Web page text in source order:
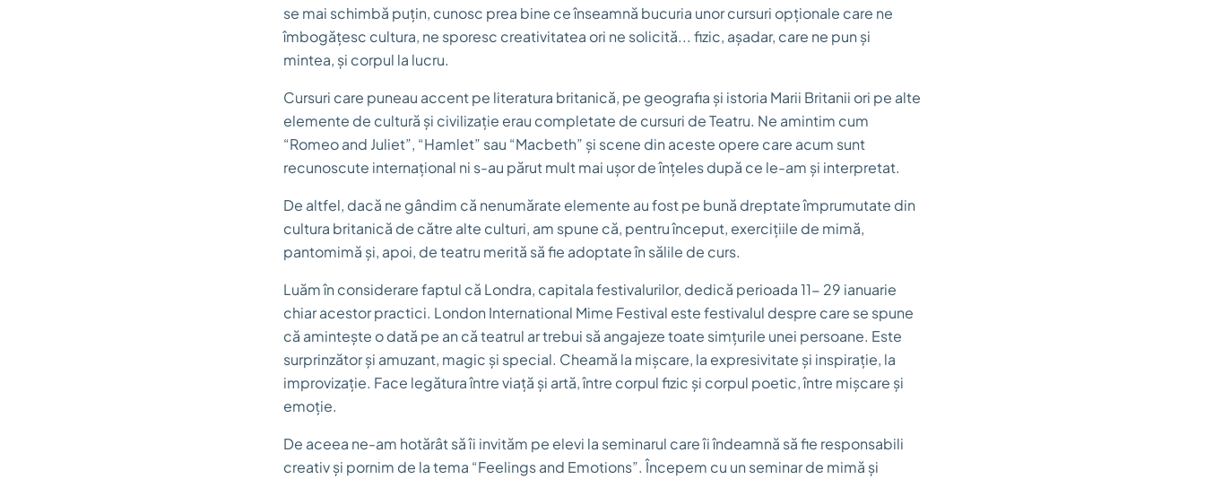
se mai schimbă puțin, cunosc prea bine ce înseamnă bucuria unor cursuri opționale care ne
îmbogățesc cultura, ne sporesc creativitatea ori ne solicită... fizic, așadar, care ne pun și
mintea, și corpul la lucru.
Cursuri care puneau accent pe literatura britanică, pe geografia și istoria Marii Britanii ori pe alte
elemente de cultură și civilizație erau completate de cursuri de Teatru. Ne amintim cum
“Romeo and Juliet”, “Hamlet” sau “Macbeth” și scene din aceste opere care acum sunt
recunoscute internațional ni s-au părut mult mai ușor de înțeles după ce le-am și interpretat.
De altfel, dacă ne gândim că nenumărate elemente au fost pe bună dreptate împrumutate din
cultura britanică de către alte culturi, am spune că, pentru început, exercițiile de mimă,
pantomimă și, apoi, de teatru merită să fie adoptate în sălile de curs.
Luăm în considerare faptul că Londra, capitala festivalurilor, dedică perioada 11- 29 ianuarie
chiar acestor practici. London International Mime Festival este festivalul despre care se spune
că amintește o dată pe an că teatrul ar trebui să angajeze toate simțurile unei persoane. Este
surprinzător și amuzant, magic și special. Cheamă la mișcare, la expresivitate și inspirație, la
improvizație. Face legătura între viață și artă, între corpul fizic și corpul poetic, între mișcare și
emoție.
De aceea ne-am hotărât să îi invităm pe elevi la seminarul care îi îndeamnă să fie responsabili
creativ și pornim de la tema “Feelings and Emotions”. Începem cu un seminar de mimă și